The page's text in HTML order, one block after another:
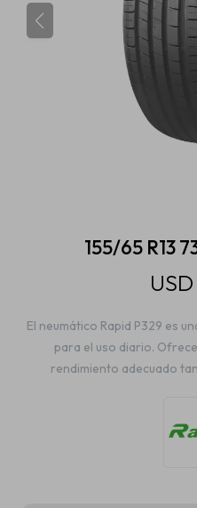
155/65 R13
USD
El neumático Rapid P329 es
para el uso diario.
rendimiento adecuado
Accesorios
Repuestos